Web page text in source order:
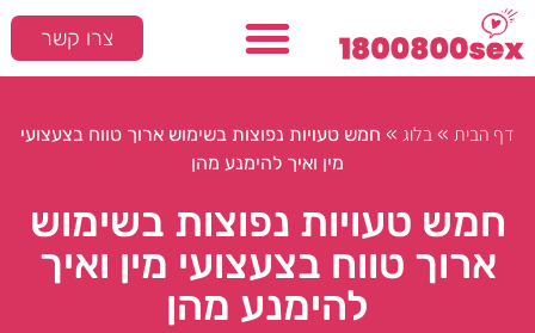
צרו קשר
דף הבית » בלוג » חמש טעויות נפוצות בשימוש ארוך טווח בצעצועי
מין ואיך להימנע מהן
חמש טעויות נפוצות בשימוש
ארוך טווח בצעצועי מין ואיך
להימנע מהן